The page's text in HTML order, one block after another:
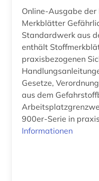
Online-Ausgabe
Merkblätter
Standardwerk aus
enthält
praxisbezogenen
Gesetze,
aus dem
900er-Serie in
Informationen